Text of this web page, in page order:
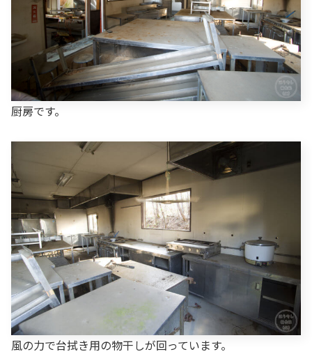
厨房です。
風の力で台拭き用の物干しが回っています。